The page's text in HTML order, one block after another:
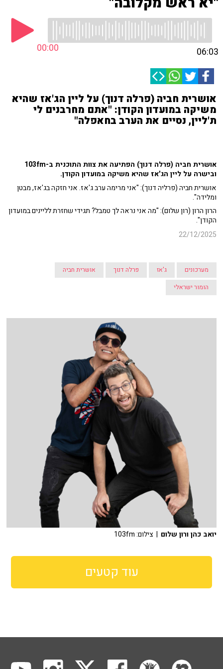
00:00 06:03
אושרית חביה (פרלה דנוך) על ליין הג'אז שהיא
משיקה במועדון הקודן: "אתם מחרבנים לי
ת'ליין, נסיים את הערב בחאפלה"
אושרית חביה (פרלה דנוך) הפתיעה את צוות התוכנית ב-103fm
ובישרה על ליין הג'אז שהיא משיקה במועדון הקודן.
אושרית חביה (פרליה דנוך): "אני מרימה ערב ג'אז. אני חזקה בג'אז, מבטן
ומלידה".
הרון הרון (רון שלום): "מה אני נראה לך טמבל? תגידי שחזרת לליינים במועדון
הקודן".
22/12/2025
מערכונים ג'אז פרלה דנוך
אושרית חביה
הומור ישראלי
יואב כהן ורון שלום | צילום: 103fm
עוד קטעים